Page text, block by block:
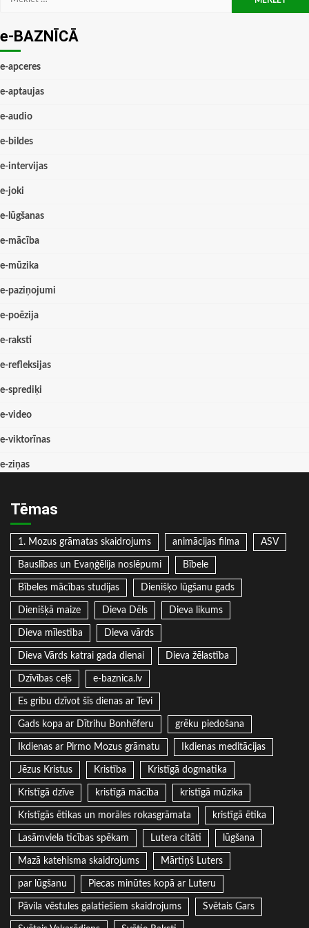
e-BAZNĪCĀ
e-apceres
e-aptaujas
e-audio
e-bildes
e-intervijas
e-joki
e-lūgšanas
e-mācība
e-mūzika
e-paziņojumi
e-poēzija
e-raksti
e-refleksijas
e-sprediķi
e-video
e-viktorīnas
e-ziņas
Tēmas
1. Mozus grāmatas skaidrojums animācijas filma ASV
Bauslības un Evaņģēlija noslēpumi Bībele
Bībeles mācības studijas Dienišķo lūgšanu gads
Dienišķā maize Dieva Dēls Dieva likums
Dieva mīlestība Dieva vārds
Dieva Vārds katrai gada dienai Dieva žēlastība
Dzīvības ceļš e-baznica.lv
Es gribu dzīvot šīs dienas ar Tevi
Gads kopa ar Dītrihu Bonhēferu grēku piedošana
Ikdienas ar Pirmo Mozus grāmatu Ikdienas meditācijas
Jēzus Kristus Kristība Kristīgā dogmatika
Kristīgā dzīve kristīgā mācība kristīgā mūzika
Kristīgās ētikas un morāles rokasgrāmata kristīgā ētika
Lasāmviela ticības spēkam Lutera citāti lūgšana
Mazā katehisma skaidrojums Mārtiņš Luters
par lūgšanu Piecas minūtes kopā ar Luteru
Pāvila vēstules galatiešiem skaidrojums Svētais Gars